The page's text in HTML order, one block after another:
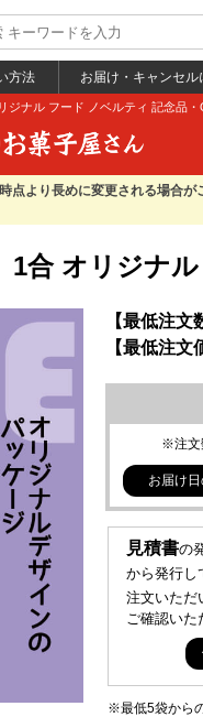
ジナル フード ノベルティ 記念品
方法 お届け・キャンセル
点より長めに変更される場合が
1合 オリジナ
【最低注文
【最低注文
※注文
お届け
見積書の
から発行し
注文いただ
ご確認いた
※最低5袋から